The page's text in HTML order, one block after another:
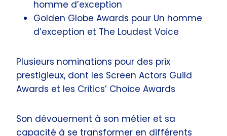
homme d’exception
Golden Globe Awards pour Un homme
d’exception et The Loudest Voice
Plusieurs nominations pour des prix
prestigieux, dont les Screen Actors Guild
Awards et les Critics’ Choice Awards
Son dévouement à son métier et sa
capacité à se transformer en différents